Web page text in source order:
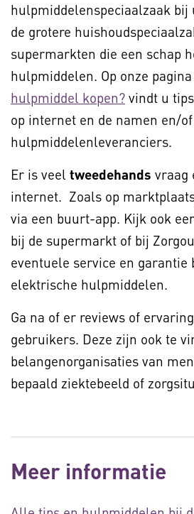
hulpmiddelenspeciaalzaak bij
de grotere
supermarkten die een schap
hulpmiddelen. Op onze pagina
hulpmiddel kopen? vindt u
op internet en de namen en/
hulpmiddelenleveranciers.
Er is veel tweedehands vraag
internet. Zoals op
via een buurt-app. Kijk ook
bij de supermarkt of bij
eventuele service en garantie
elektrische hulpmiddelen.
Ga na of er reviews of
gebruikers. Deze zijn ook te
belangenorganisaties van
bepaald ziektebeeld of
Meer informatie